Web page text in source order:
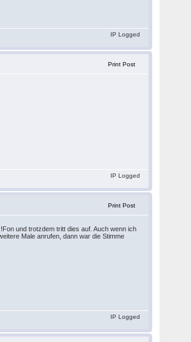
IP Logged
Print Post
IP Logged
Print Post
und trotzdem tritt dies auf. Auch wenn ich
Male anrufen, dann war die Stimme
IP Logged